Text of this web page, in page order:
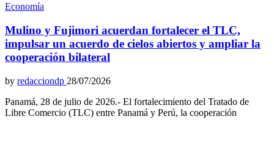
Economía
Mulino y Fujimori acuerdan fortalecer el TLC,
impulsar un acuerdo de cielos abiertos y ampliar la
cooperación bilateral
by redacciondp 28/07/2026
Panamá, 28 de julio de 2026.- El fortalecimiento del Tratado de
Libre Comercio (TLC) entre Panamá y Perú, la cooperación